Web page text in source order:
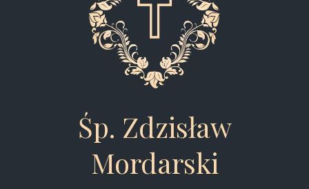
Śp. Zdzisław
Mordarski